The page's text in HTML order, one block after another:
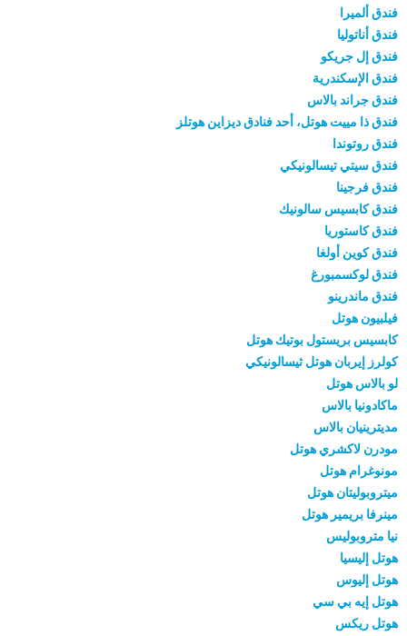
فندق ألميرا
فندق أناتوليا
فندق إل جريكو
فندق الإسكندرية
فندق جراند بالاس
فندق ذا مييت هوتل، أحد فنادق ديزاين هوتلز
فندق روتوندا
فندق سيتي تيسالونيكي
فندق فرجينا
فندق كابسيس سالونيك
فندق كاستوريا
فندق كوين أولغا
فندق لوكسمبورغ
فندق ماندرينو
فيلبيون هوتل
كابسيس بريستول بوتيك هوتل
كولرز إيربان هوتل ثيسالونيكي
لو بالاس هوتل
ماكادونيا بالاس
مديترينيان بالاس
مودرن لاكشري هوتل
مونوغرام هوتل
ميتروبوليتان هوتل
مينرفا بريمير هوتل
نيا متروبوليس
هوتل إليسيا
هوتل إليوس
هوتل إيه بي سي
هوتل ريكس